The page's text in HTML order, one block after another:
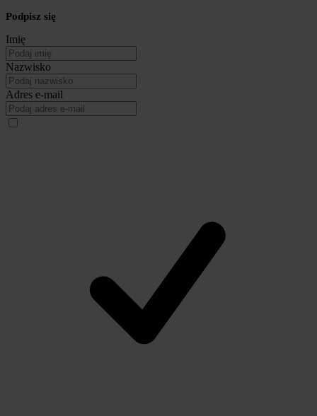
Podpisz się
Imię
Nazwisko
Adres e-mail